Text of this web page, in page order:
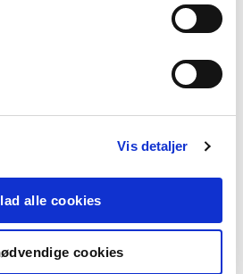
Vis detaljer
alle cookies
cookies